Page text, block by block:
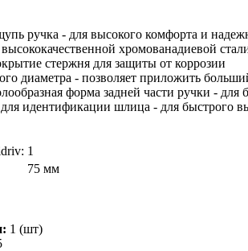
ручка - для высокого комфорта и
хромованадиевой
стержня для защиты от коррозии
диаметра - позволяет приложить
форма задней части ручки -
идентификации шлица - для быстрого
1
75 мм
1 (шт)